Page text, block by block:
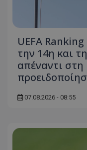
UEFA
την 14η και
απέναντι
07.08.2026 - 08:55